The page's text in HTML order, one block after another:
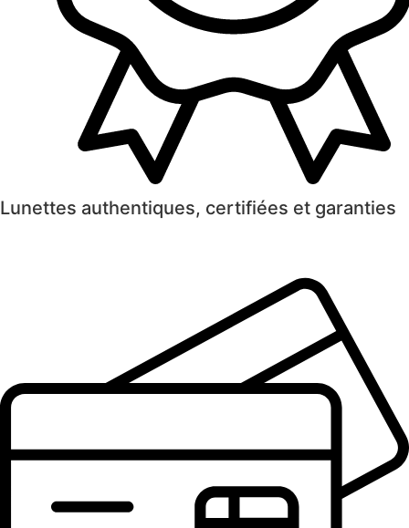
Lunettes authentiques, certifiées et garanties